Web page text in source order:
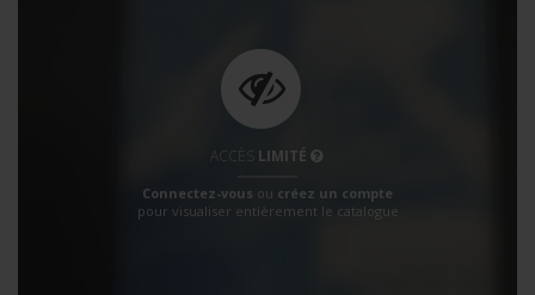
ACCÈS LIMITÉ
Connectez-vous ou créez un compte
pour visualiser entièrement le catalogue